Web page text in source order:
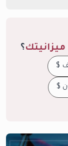
ميزانيتك ؟